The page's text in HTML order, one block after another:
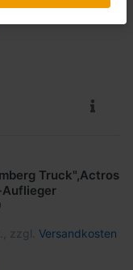
zzgl.Versandkosten
Truck",Actros
zzgl. Versandkosten